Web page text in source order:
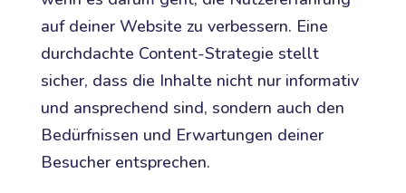
auf deiner Website zu verbessern. Eine
durchdachte Content-Strategie stellt
sicher, dass die Inhalte nicht nur informativ
und ansprechend sind, sondern auch den
Bedürfnissen und Erwartungen deiner
Besucher entsprechen.